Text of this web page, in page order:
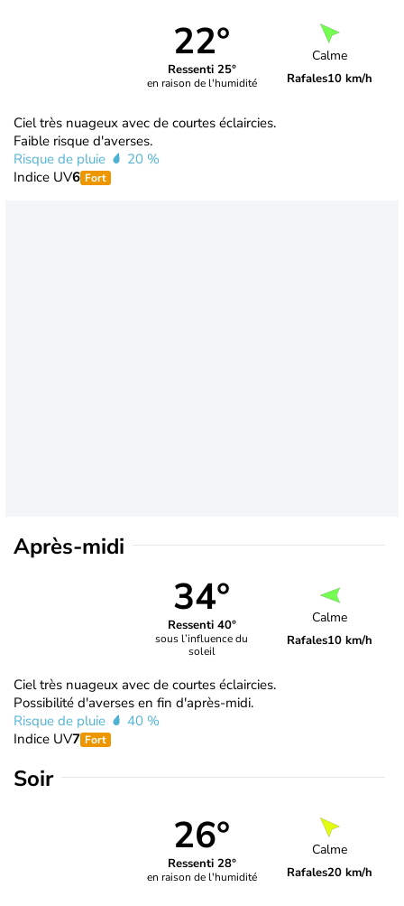
22°
Ressenti 25°
en raison de l'humidité
Calme
Rafales10 km/h
Ciel très nuageux avec de courtes éclaircies.
Faible risque d'averses.
Risque de pluie
20 %
Indice UV6 Fort
Après-midi
34°
Ressenti 40°
sous l’influence du
soleil
Calme
Rafales10 km/h
Ciel très nuageux avec de courtes éclaircies.
Possibilité d'averses en fin d'après-midi.
Risque de pluie
40 %
Indice UV7 Fort
Soir
26°
Ressenti 28°
en raison de l'humidité
Calme
Rafales20 km/h